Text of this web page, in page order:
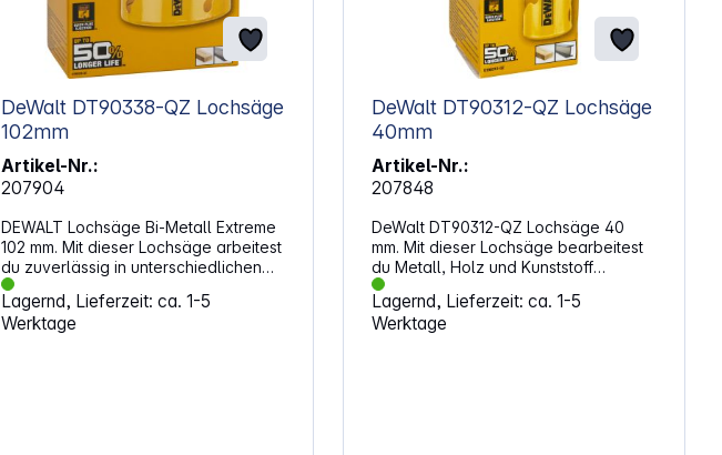
DeWalt DT90338-QZ Lochsäge
102mm
Artikel-Nr.:
207904
DEWALT Lochsäge Bi-Metall Extreme
102 mm. Mit dieser Lochsäge arbeitest
du zuverlässig in unterschiedlichen
Materialien. Die spezielle
Zahngeometrie sorgt für einen
schnellen Materialabtrag und
Lagernd, Lieferzeit: ca. 1-5
Werktage
DeWalt DT90312-QZ Lochsäge
40mm
Artikel-Nr.:
207848
DeWalt DT90312-QZ Lochsäge 40
mm. Mit dieser Lochsäge bearbeitest
du Metall, Holz und Kunststoff
zuverlässig. Die Konstruktion aus Bi-
Metall sorgt für eine lange
Nutzungsdauer und gleichmäßige
Lagernd, Lieferzeit: ca. 1-5
Werktage